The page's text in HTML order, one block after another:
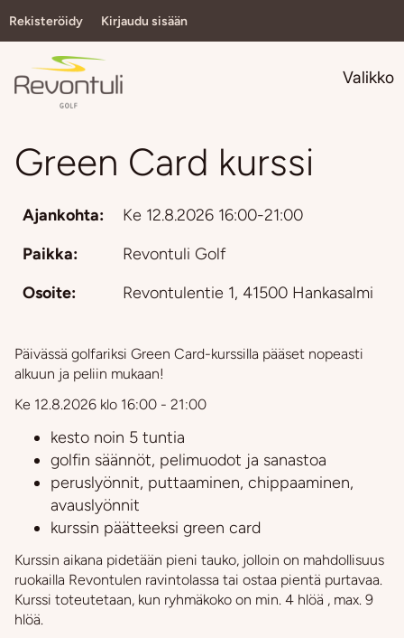
Rekisteröidy Kirjaudu sisään
Valikko
Green Card kurssi
Ajankohta:
Ke 12.8.2026 16:00-21:00
Paikka:
Revontuli Golf
Osoite:
Revontulentie 1, 41500 Hankasalmi
Päivässä golfariksi Green Card-kurssilla pääset nopeasti
alkuun ja peliin mukaan!
Ke 12.8.2026 klo 16:00 - 21:00
kesto noin 5 tuntia
golfin säännöt, pelimuodot ja sanastoa
peruslyönnit, puttaaminen, chippaaminen,
avauslyönnit
kurssin päätteeksi green card
Kurssin aikana pidetään pieni tauko, jolloin on mahdollisuus
ruokailla Revontulen ravintolassa tai ostaa pientä purtavaa.
Kurssi toteutetaan, kun ryhmäkoko on min. 4 hlöä , max. 9
hlöä.